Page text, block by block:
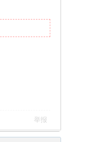
举报